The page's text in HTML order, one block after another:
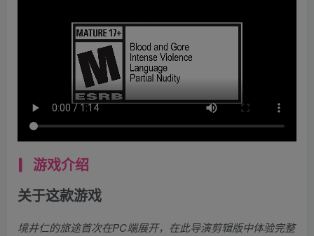
游戏介绍
关于这款游戏
境井仁的旅途首次在PC端展开，在此导演剪辑版中体验完整